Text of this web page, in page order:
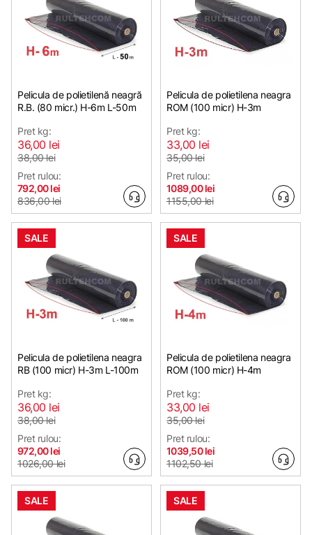
Pelicula de polietilenă neagră
R.B. (80 micr.) H-6m L-50m
Pret kg:
36,00 lei
38,00 lei
Pret rulou:
792,00 lei
836,00 lei
Pelicula de polietilena neagra
ROM (100 micr) H-3m
Pret kg:
33,00 lei
35,00 lei
Pret rulou:
1089,00 lei
1155,00 lei
SALE
Pelicula de polietilena neagra
RB (100 micr) H-3m L-100m
Pret kg:
36,00 lei
38,00 lei
Pret rulou:
972,00 lei
1026,00 lei
SALE
Pelicula de polietilena neagra
ROM (100 micr) H-4m
Pret kg:
33,00 lei
35,00 lei
Pret rulou:
1039,50 lei
1102,50 lei
SALE SALE